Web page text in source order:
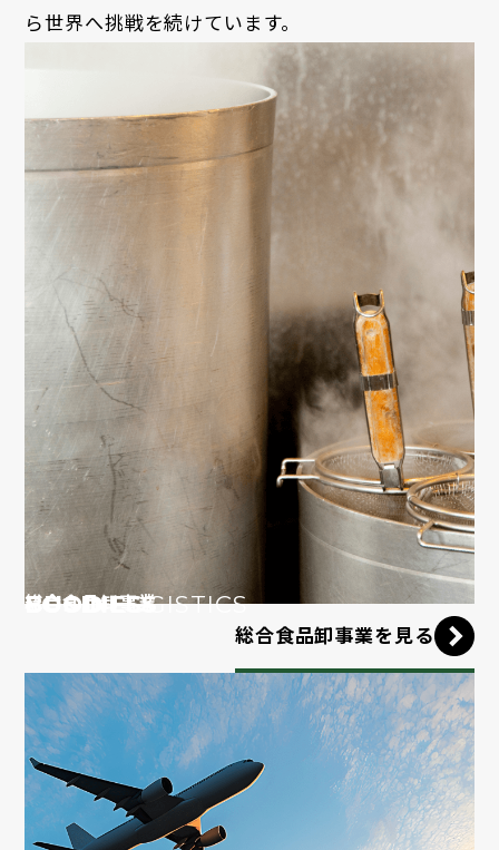
ら世界へ挑戦を続けています。
総合食品卸事業
FOODLOGISTICS
BUSINESS
総合食品卸事業を見る